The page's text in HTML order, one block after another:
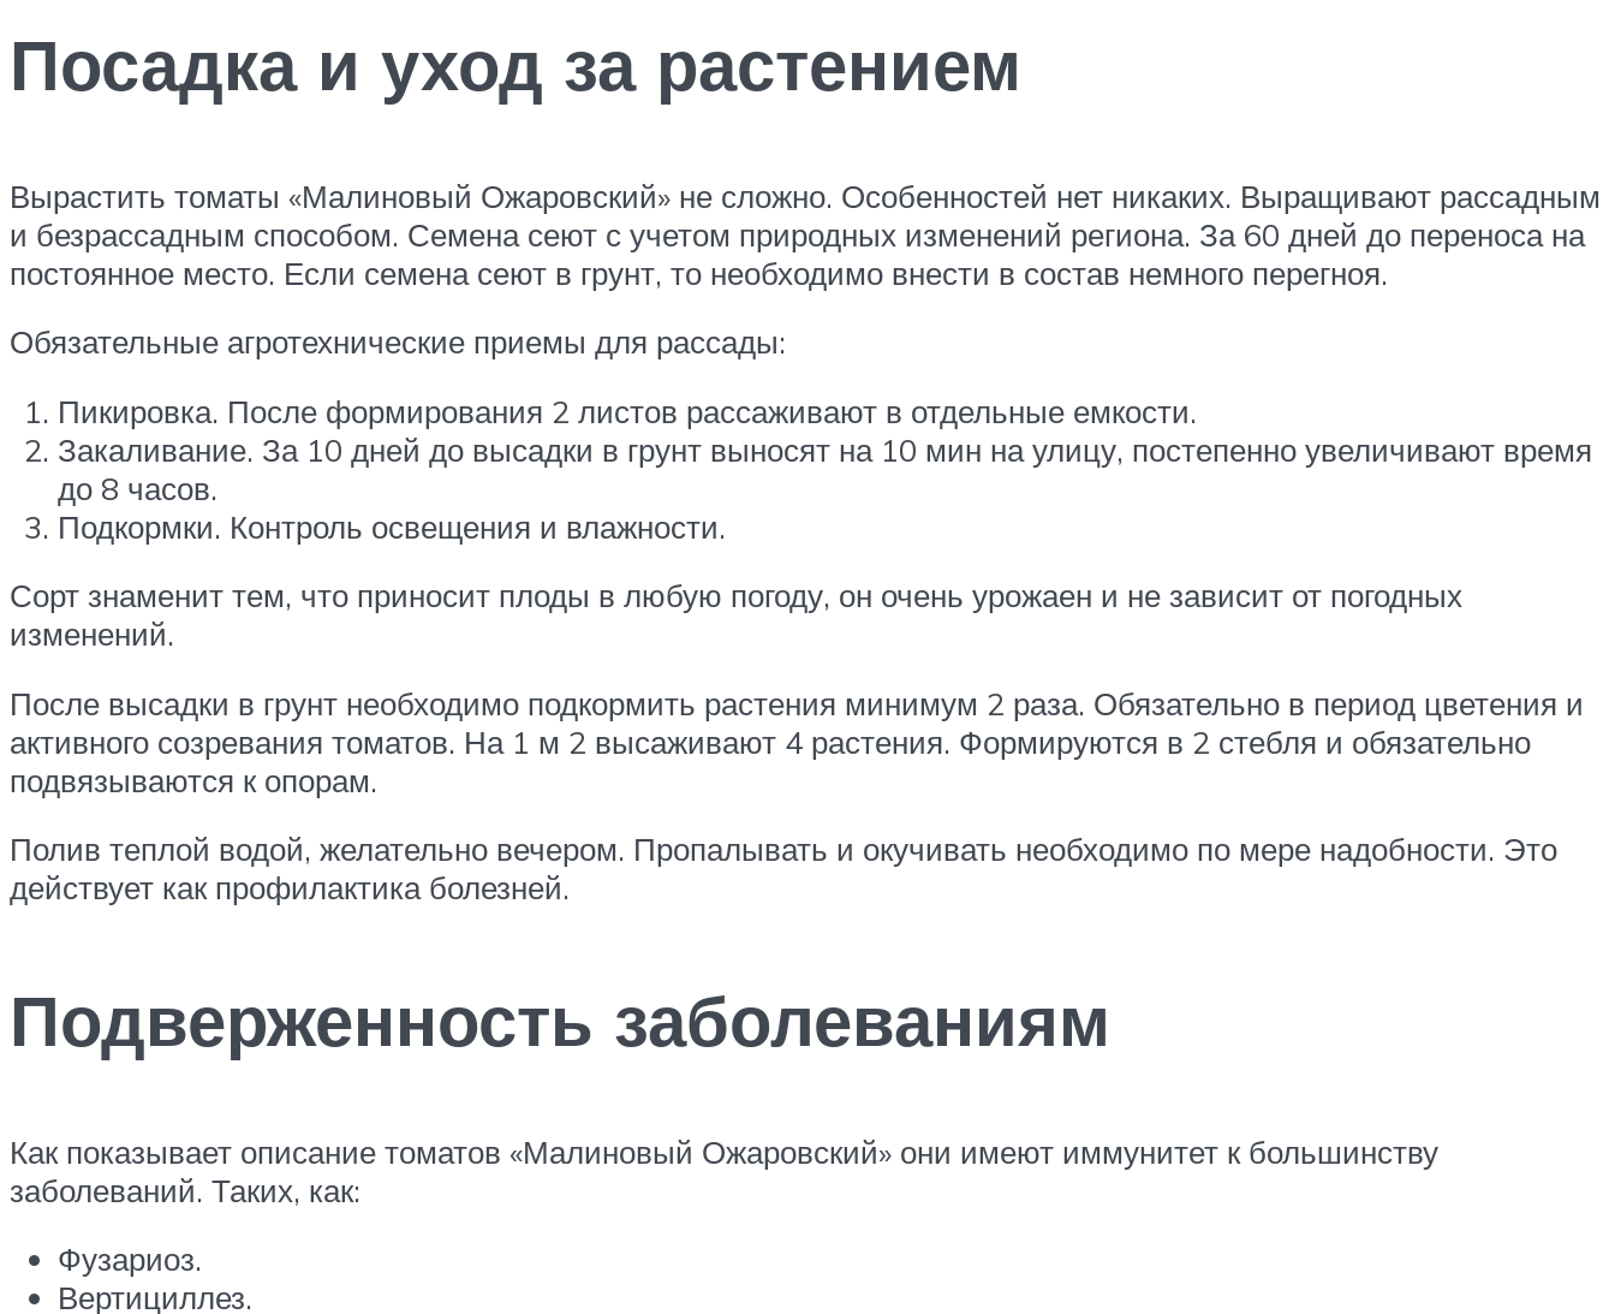
Посадка и уход за растением
Вырастить томаты «Малиновый Ожаровский» не сложно. Особенностей нет никаких. Выращивают рассадным
и безрассадным способом. Семена сеют с учетом природных изменений региона. За 60 дней до переноса на
постоянное место. Если семена сеют в грунт, то необходимо внести в состав немного перегноя.
Обязательные агротехнические приемы для рассады:
Пикировка. После формирования 2 листов рассаживают в отдельные емкости.
Закаливание. За 10 дней до высадки в грунт выносят на 10 мин на улицу, постепенно увеличивают время
до 8 часов.
Подкормки. Контроль освещения и влажности.
Сорт знаменит тем, что приносит плоды в любую погоду, он очень урожаен и не зависит от погодных
изменений.
После высадки в грунт необходимо подкормить растения минимум 2 раза. Обязательно в период цветения и
активного созревания томатов. На 1 м 2 высаживают 4 растения. Формируются в 2 стебля и обязательно
подвязываются к опорам.
Полив теплой водой, желательно вечером. Пропалывать и окучивать необходимо по мере надобности. Это
действует как профилактика болезней.
Подверженность заболеваниям
Как показывает описание томатов «Малиновый Ожаровский» они имеют иммунитет к большинству
заболеваний. Таких, как:
Фузариоз.
Вертициллез.